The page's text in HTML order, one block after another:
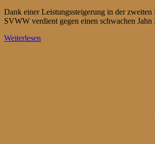
Dank einer Leistungssteigerung in der
SVWW verdient gegen einen schwachen Jahn
Weiterlesen